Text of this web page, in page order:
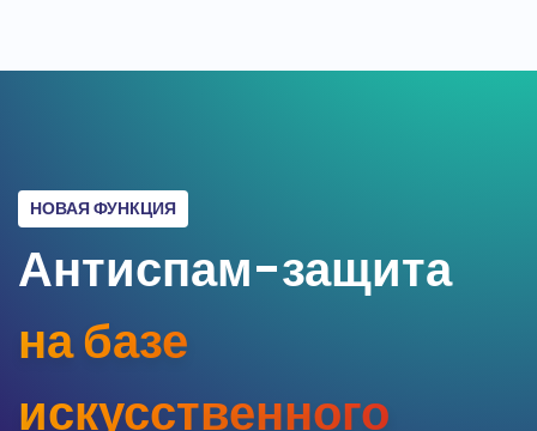
НОВАЯ ФУНКЦИЯ
Антиспам-защита
на базе
искусственного